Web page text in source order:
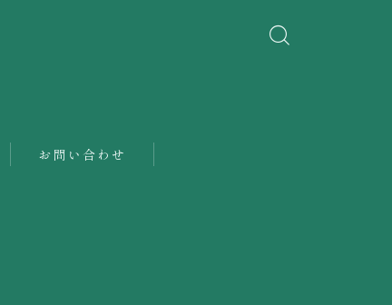
お問い合わせ